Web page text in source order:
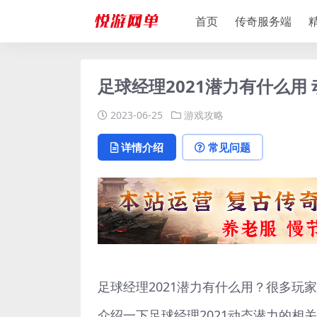
首页 传奇服务端
足球经理2021潜力有什么用
2023-06-25 游戏攻略
详情介绍 常见问题
足球经理2021潜力有什么用？很多玩